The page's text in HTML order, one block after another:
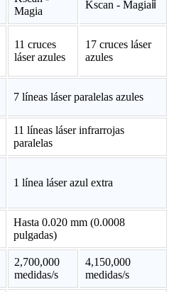
Magia
Kscan - Magiaⅱ
11 cruces
láser azules
17 cruces láser
azules
7 líneas láser paralelas azules
11 líneas láser infrarrojas
paralelas
1 línea láser azul extra
Hasta 0.020 mm (0.0008
pulgadas)
2,700,000
medidas/s
4,150,000
medidas/s